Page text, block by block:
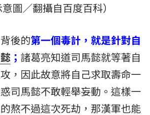
圖／翻攝自百度百科）
後的第一個毒計，就是針對自
； 諸葛亮知道司馬懿就等著自
，因此故意將自己求取壽命一
司馬懿不敢輕舉妄動。這樣一
熬不過這次死劫，那漢軍也能